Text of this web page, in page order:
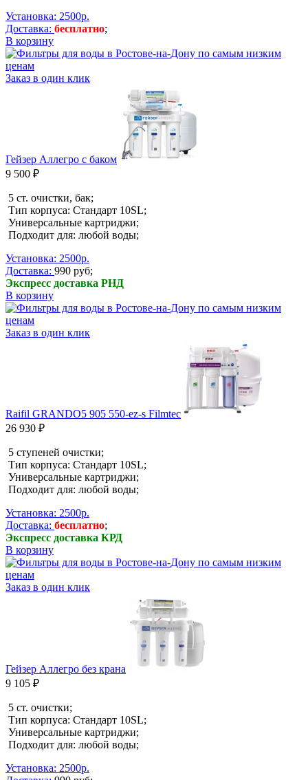
Установка: 2500р.
Доставка: бесплатно;
В корзину
Заказ в один клик
Гейзер Аллегро с баком
9 500 ₽
5 ст. очистки, бак;
Тип корпуса: Стандарт 10SL;
Универсальные картриджи;
Подходит для: любой воды;
Установка: 2500р.
Доставка: 990 руб;
Экспресс доставка РНД
В корзину
Заказ в один клик
Raifil GRANDO5 905 550-ez-s Filmtec
26 930 ₽
5 ступеней очистки;
Тип корпуса: Стандарт 10SL;
Универсальные картриджи;
Подходит для: любой воды;
Установка: 2500р.
Доставка: бесплатно;
Экспресс доставка КРД
В корзину
Заказ в один клик
Гейзер Аллегро без крана
9 105 ₽
5 ст. очистки;
Тип корпуса: Стандарт 10SL;
Универсальные картриджи;
Подходит для: любой воды;
Установка: 2500р.